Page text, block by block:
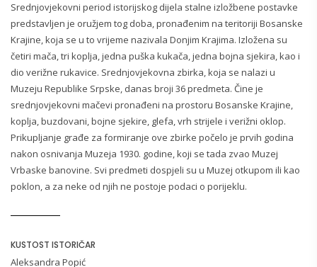
Srednjovjekovni period istorijskog dijela stalne izložbene postavke
predstavljen je oružjem tog doba, pronađenim na teritoriji Bosanske
Krajine, koja se u to vrijeme nazivala Donjim Krajima. Izložena su
četiri mača, tri koplja, jedna puška kukača, jedna bojna sjekira, kao i
dio verižne rukavice. Srednjovjekovna zbirka, koja se nalazi u
Muzeju Republike Srpske, danas broji 36 predmeta. Čine je
srednjovjekovni mačevi pronađeni na prostoru Bosanske Krajine,
koplja, buzdovani, bojne sjekire, glefa, vrh strijele i verižni oklop.
Prikupljanje građe za formiranje ove zbirke počelo je prvih godina
nakon osnivanja Muzeja 1930. godine, koji se tada zvao Muzej
Vrbaske banovine. Svi predmeti dospjeli su u Muzej otkupom ili kao
poklon, a za neke od njih ne postoje podaci o porijeklu.
KUSTOST ISTORIČAR
Aleksandra Popić